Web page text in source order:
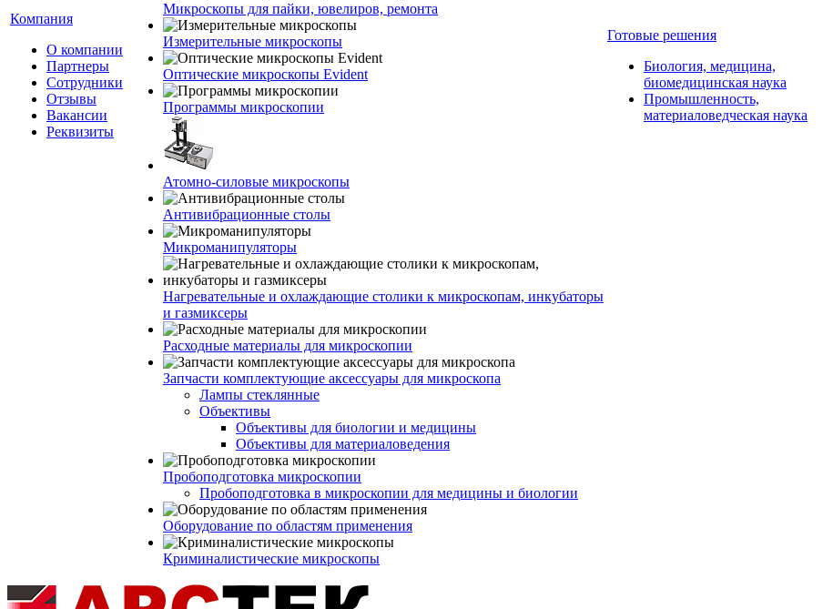
Компания
О компании
Партнеры
Сотрудники
Отзывы
Вакансии
Реквизиты
Микроскопы для пайки, ювелиров, ремонта
Измерительные микроскопы
Оптические микроскопы Evident
Программы микроскопии
Атомно-силовые микроскопы
Антивибрационные столы
Микроманипуляторы
Нагревательные и охлаждающие столики к микроскопам, инкубаторы
и газмиксеры
Расходные материалы для микроскопии
Запчасти комплектующие аксессуары для микроскопа
Лампы стеклянные
Объективы
Объективы для биологии и медицины
Объективы для материаловедения
Пробоподготовка микроскопии
Пробоподготовка в микроскопии для медицины и биологии
Оборудование по областям применения
Криминалистические микроскопы
Готовые решения
Биология, медицина,
биомедицинская наука
Промышленность,
материаловедческая наука